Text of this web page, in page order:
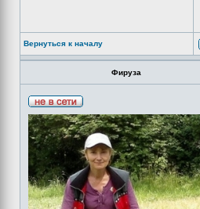
Вернуться к началу
Фируза